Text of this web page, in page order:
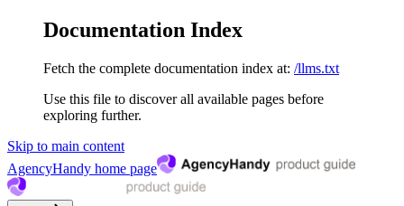
Documentation Index
Fetch the complete documentation index at: /llms.txt
Use this file to discover all available pages before
exploring further.
Skip to main content
AgencyHandy home page